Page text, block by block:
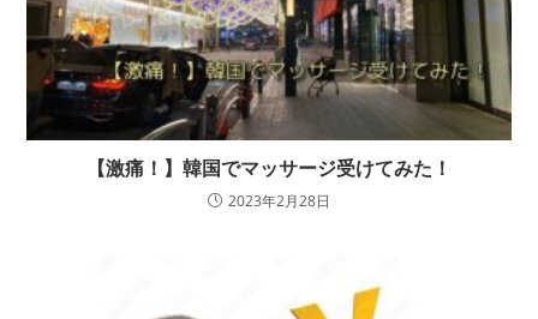
【激痛！】韓国でマッサージ受けてみた！
2023年2月28日